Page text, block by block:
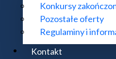
Konkursy
Pozostałe oferty
Regulaminy i
Kontakt
i czasy wyjścia dla
proces X, który powstaje z